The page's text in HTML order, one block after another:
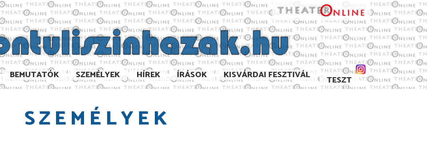
BEMUTATÓK SZEMÉLYEK HÍREK ÍRÁSOK KISVÁRDAI FESZTIVÁL TESZT
SZEMÉLYEK